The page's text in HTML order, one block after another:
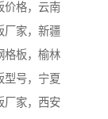
价格，云南
厂家，新疆
格板，榆林
型号，宁夏
厂家，西安